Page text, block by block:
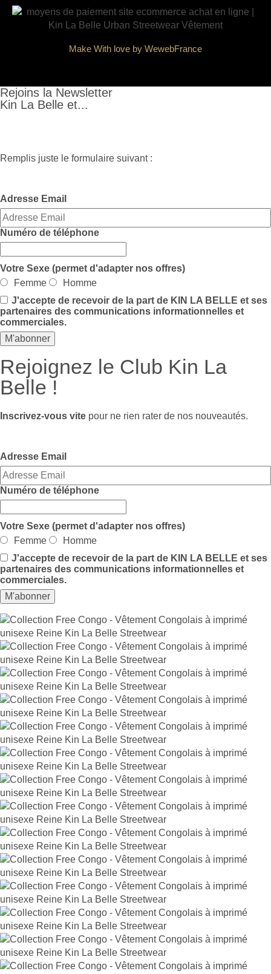
Make With love by WewebFrance
Rejoins la Newsletter
Kin La Belle et...
Remplis juste le formulaire suivant :
Adresse Email
Numéro de téléphone
Votre Sexe (permet d'adapter nos offres)
Femme
Homme
J'accepte de recevoir de la part de KIN LA BELLE et ses
partenaires des communications informationnelles et
commerciales.
Rejoignez le Club Kin La
Belle !
Inscrivez-vous vite pour ne rien rater de nos nouveautés.
Adresse Email
Numéro de téléphone
Votre Sexe (permet d'adapter nos offres)
Femme
Homme
J'accepte de recevoir de la part de KIN LA BELLE et ses
partenaires des communications informationnelles et
commerciales.